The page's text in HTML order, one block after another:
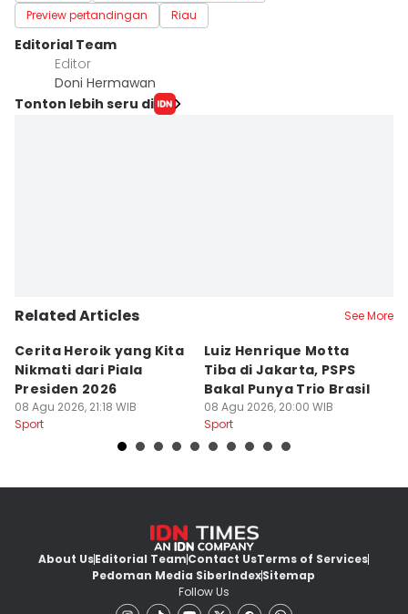
Preview pertandingan
Riau
Editorial Team
Editor
Doni Hermawan
Tonton lebih seru di
Related Articles See More
Cerita Heroik yang Kita
Nikmati dari Piala
Presiden 2026
08 Agu 2026, 21:18 WIB
Sport
Luiz Henrique Motta
Tiba di Jakarta, PSPS
Bakal Punya Trio Brasil
08 Agu 2026, 20:00 WIB
Sport
About UsEditorial TeamContact UsTerms of Services
Pedoman Media SiberIndexSitemap
Follow Us